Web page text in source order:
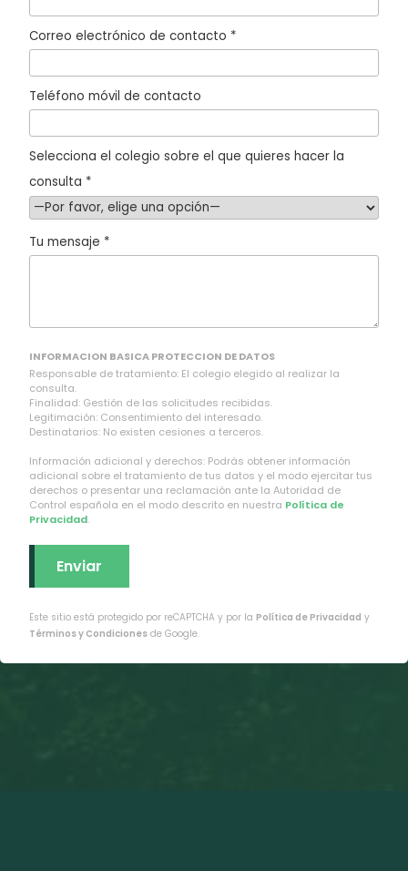
Correo electrónico de contacto *
Teléfono móvil de contacto
Selecciona el colegio sobre el que quieres hacer la
consulta *
Tu mensaje *
INFORMACION BASICA PROTECCION DE DATOS
Responsable de tratamiento: El colegio elegido al realizar la
consulta.
Finalidad: Gestión de las solicitudes recibidas.
Legitimación: Consentimiento del interesado.
Destinatarios: No existen cesiones a terceros.
Información adicional y derechos: Podrás obtener información
adicional sobre el tratamiento de tus datos y el modo ejercitar tus
derechos o presentar una reclamación ante la Autoridad de
Control española en el modo descrito en nuestra Política de
Privacidad.
Este sitio está protegido por reCAPTCHA y por la Política de Privacidad y
Términos y Condiciones de Google.